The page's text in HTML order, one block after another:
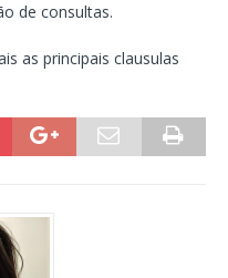
de consultas.
as principais clausulas